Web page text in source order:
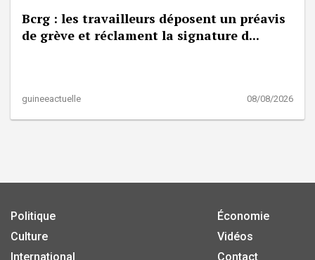
Bcrg : les travailleurs déposent un préavis
de grève et réclament la signature d...
guineeactuelle 08/08/2026
Politique
Culture
International
Économie
Vidéos
Contact